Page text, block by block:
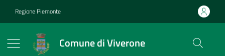
Regione Piemonte
Comune di Viverone